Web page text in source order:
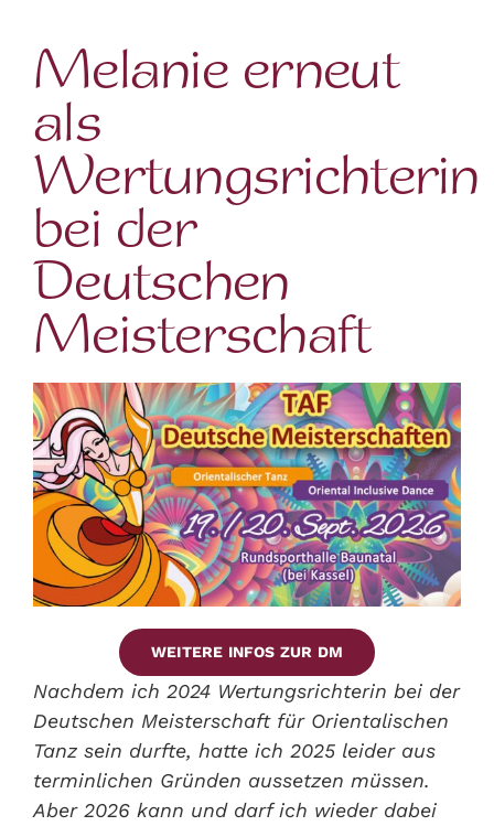
Melanie erneut
als
Wertungsrichterin
bei der
Deutschen
Meisterschaft
WEITERE INFOS ZUR DM
Nachdem ich 2024 Wertungsrichterin bei der
Deutschen Meisterschaft für Orientalischen
Tanz sein durfte, hatte ich 2025 leider aus
terminlichen Gründen aussetzen müssen.
Aber 2026 kann und darf ich wieder dabei